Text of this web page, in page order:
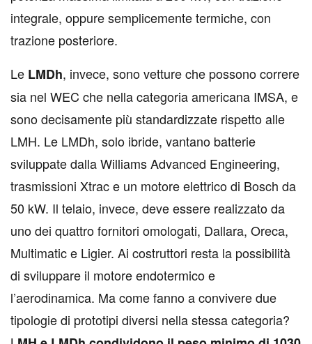
integrale, oppure semplicemente termiche, con
trazione posteriore.
Le LMDh, invece, sono vetture che possono correre
sia nel WEC che nella categoria americana IMSA, e
sono decisamente più standardizzate rispetto alle
LMH. Le LMDh, solo ibride, vantano batterie
sviluppate dalla Williams Advanced Engineering,
trasmissioni Xtrac e un motore elettrico di Bosch da
50 kW. Il telaio, invece, deve essere realizzato da
uno dei quattro fornitori omologati, Dallara, Oreca,
Multimatic e Ligier. Ai costruttori resta la possibilità
di sviluppare il motore endotermico e
l’aerodinamica. Ma come fanno a convivere due
tipologie di prototipi diversi nella stessa categoria?